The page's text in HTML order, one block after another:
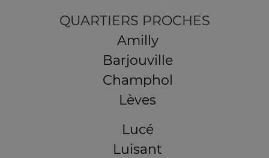
QUARTIERS PROCHES
Amilly
Barjouville
Champhol
Lèves
Lucé
Luisant